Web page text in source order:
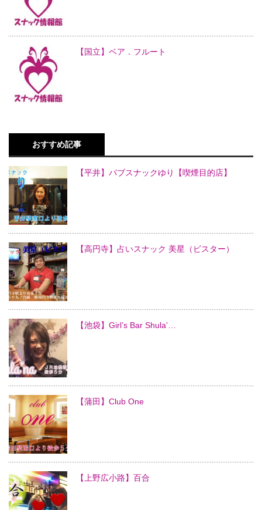
【国立】ベア．フルート
おすすめ記事
【平井】パブスナックゆり【喫煙目的店】
【高円寺】占いスナック 美星（ビスター）
【池袋】Girl’s Bar Shula’…
【蒲田】Club One
【上野広小路】百合